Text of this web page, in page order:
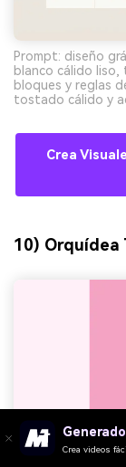
Prompt: diseño
blanco cálido
bloques y reglas
tostado cálido y
Crea
10) Orquídea
Crea videos